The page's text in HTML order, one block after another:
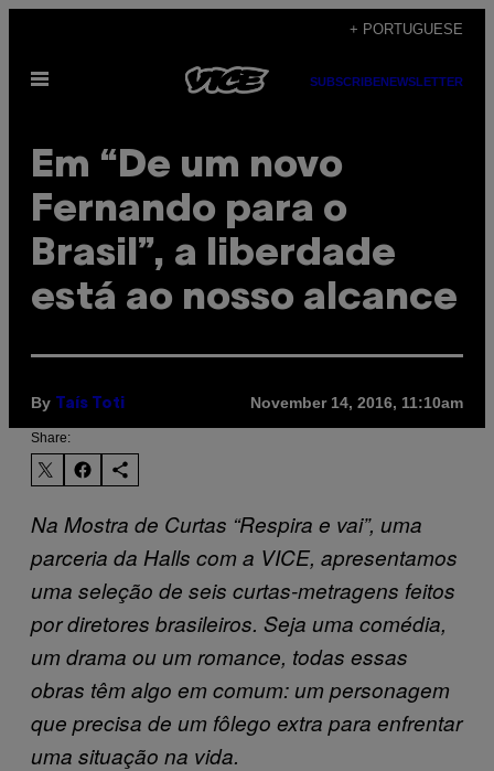
content
+ PORTUGUESE
Open
SUBSCRIBENEWSLETTER
Em “De um novo
Fernando para o
Brasil”, a liberdade
está ao nosso alcance
By Taís Toti November 14, 2016, 11:10am
Share:
Na Mostra de Curtas “Respira e vai”, uma
parceria da Halls com a VICE, apresentamos
uma seleção de seis curtas-metragens feitos
por diretores brasileiros. Seja uma comédia,
um drama ou um romance, todas essas
obras têm algo em comum: um personagem
que precisa de um fôlego extra para enfrentar
uma situação na vida.